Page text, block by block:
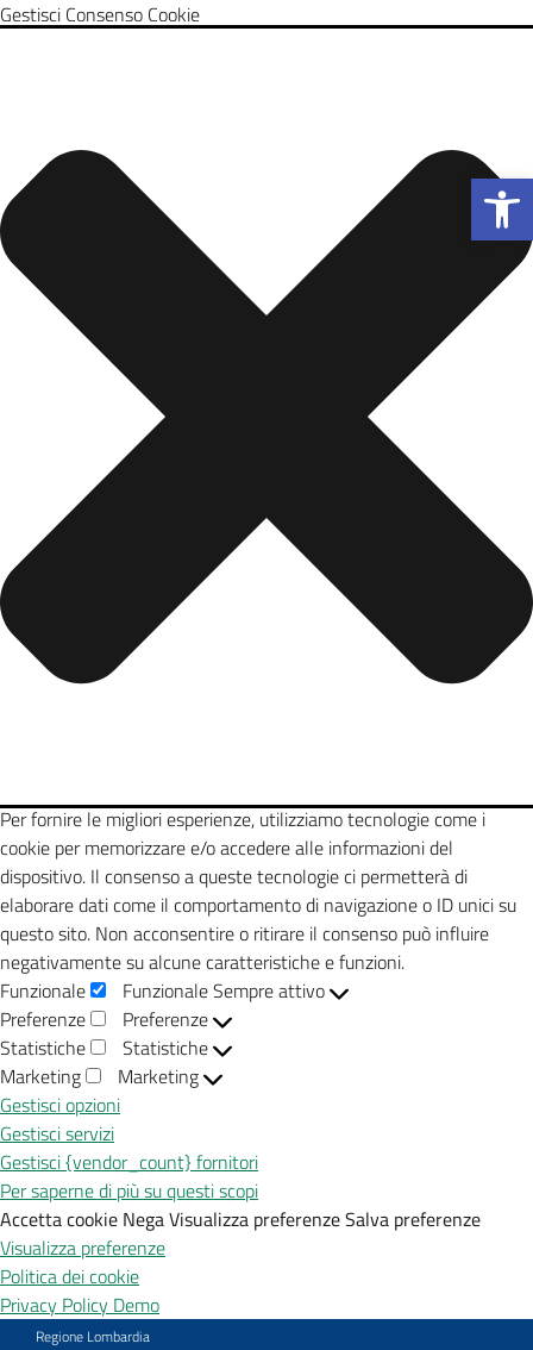
Apri la
Gestisci Consenso Cookie
Per fornire le migliori esperienze, utilizziamo tecnologie come i
cookie per memorizzare e/o accedere alle informazioni del
dispositivo. Il consenso a queste tecnologie ci permetterà di
elaborare dati come il comportamento di navigazione o ID unici su
questo sito. Non acconsentire o ritirare il consenso può influire
negativamente su alcune caratteristiche e funzioni.
Funzionale
FunzionaleSempre attivo
Preferenze
Preferenze
Statistiche
Statistiche
Marketing
Marketing
Gestisci opzioni
Gestisci servizi
Gestisci {vendor_count} fornitori
Per saperne di più su questi scopi
Accetta cookie NegaVisualizza preferenzeSalva preferenze
Visualizza preferenze
Politica dei cookie
Privacy Policy Demo
Vai ai contenuti
Vai al footer
Regione Lombardia